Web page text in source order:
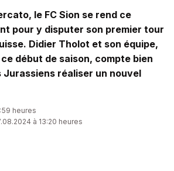
le FC Sion se rend ce
pour y disputer son premier tour
Didier Tholot et son équipe,
début de saison, compte bien
Jurassiens réaliser un nouvel
heures
à 13:20 heures